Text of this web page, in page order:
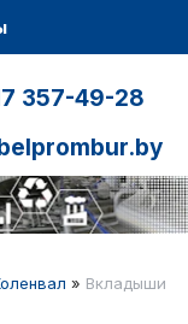
357-49-28
» Вкладыши